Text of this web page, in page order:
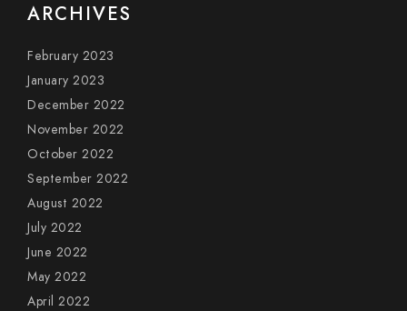
ARCHIVES
February 2023
January 2023
December 2022
November 2022
October 2022
September 2022
August 2022
July 2022
June 2022
May 2022
April 2022